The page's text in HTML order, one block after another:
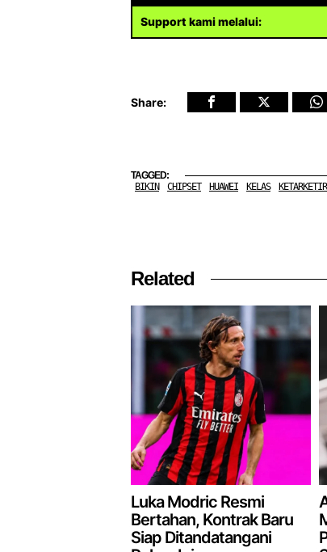
Support kami melalui:
Share:
TAGGED:
BIKIN
CHIPSET HUAWEI KELAS KETARKETIR
Related
Luka Modric Resmi
Bertahan, Kontrak Baru
Siap Ditandatangani